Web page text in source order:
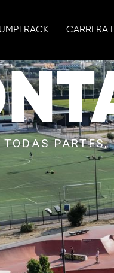
CARRERA
PARTES,